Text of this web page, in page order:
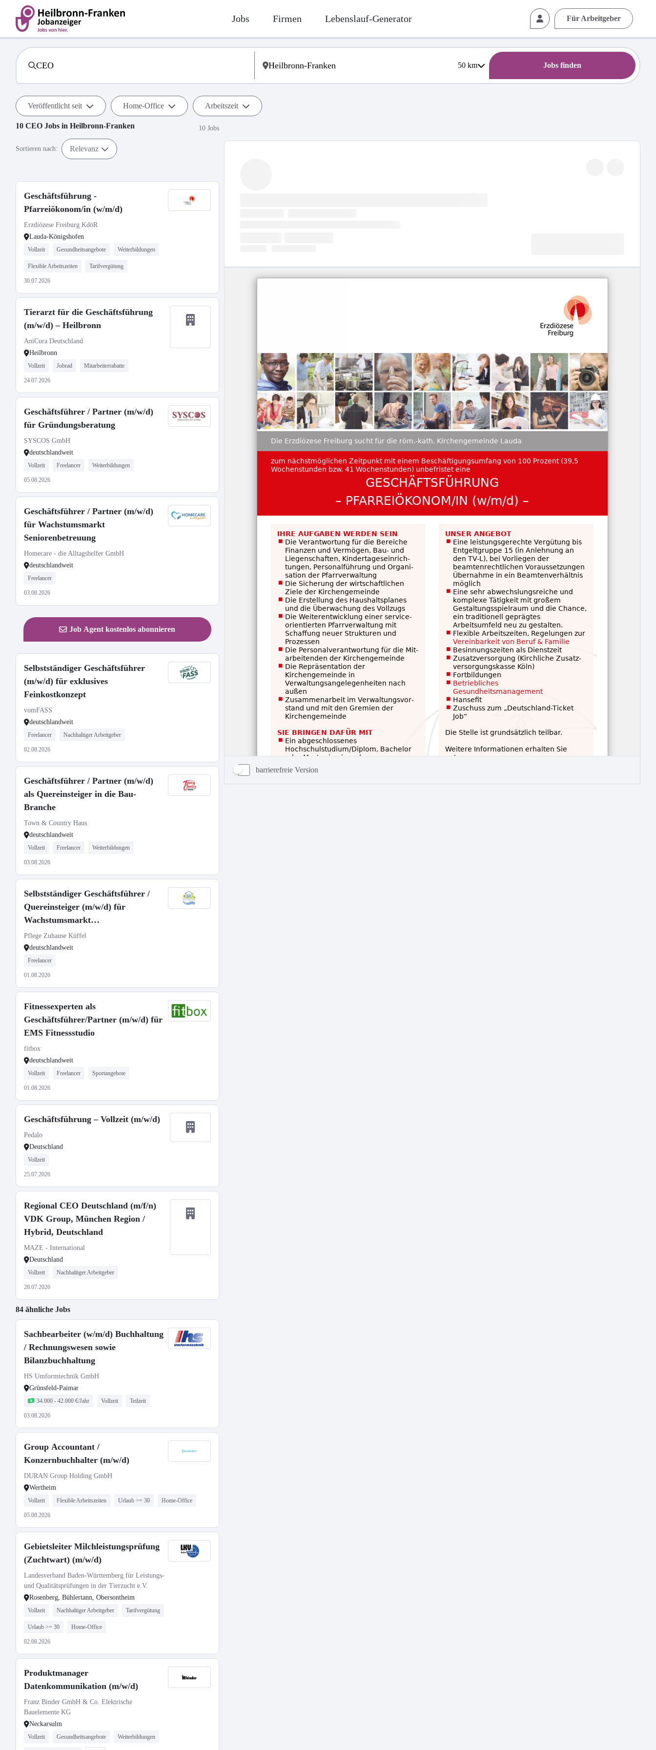
Jobs Firmen Lebenslauf-Generator Für Arbeitgeber
50km Jobs finden
Veröffentlicht seit Home-Office Arbeitszeit
10 CEO Jobs in Heilbronn-Franken 10 Jobs
Sortieren nach: Relevanz
Geschäftsführung -
Pfarreiökonom/in (w/m/d)
Erzdiözese Freiburg KdöR
Lauda-Königshofen
Vollzeit Gesundheitsangebote Weiterbildungen
Flexible Arbeitszeiten Tarifvergütung
30.07.2026
Tierarzt für die Geschäftsführung
(m/w/d) – Heilbronn
AniCura Deutschland
Heilbronn
Vollzeit Jobrad Mitarbeiterrabatte
24.07.2026
Geschäftsführer / Partner (m/w/d)
für Gründungsberatung
SYSCOS GmbH
deutschlandweit
Vollzeit Freelancer Weiterbildungen
05.08.2026
Geschäftsführer / Partner (m/w/d)
für Wachstumsmarkt
Seniorenbetreuung
Homecare - die Alltagshelfer GmbH
deutschlandweit
Freelancer
03.08.2026
Job Agent kostenlos abonnieren
Selbstständiger Geschäftsführer
(m/w/d) für exklusives
Feinkostkonzept
vomFASS
deutschlandweit
Freelancer Nachhaltiger Arbeitgeber
02.08.2026
Geschäftsführer / Partner (m/w/d)
als Quereinsteiger in die Bau-
Branche
Town & Country Haus
deutschlandweit
Vollzeit Freelancer Weiterbildungen
03.08.2026
Selbstständiger Geschäftsführer /
Quereinsteiger (m/w/d) für
Wachstumsmarkt
Seniorenbetreuung
Pflege Zuhause Küffel
deutschlandweit
Freelancer
01.08.2026
Fitnessexperten als
Geschäftsführer/Partner (m/w/d) für
EMS Fitnessstudio
fitbox
deutschlandweit
Vollzeit Freelancer Sportangebote
01.08.2026
Geschäftsführung – Vollzeit (m/w/d)
Pedalo
Deutschland
Vollzeit
25.07.2026
Regional CEO Deutschland (m/f/n)
VDK Group, München Region /
Hybrid, Deutschland
MAZE - International
Deutschland
Vollzeit Nachhaltiger Arbeitgeber
28.07.2026
84 ähnliche Jobs
Sachbearbeiter (w/m/d) Buchhaltung
/ Rechnungswesen sowie
Bilanzbuchhaltung
HS Umformtechnik GmbH
Grünsfeld-Paimar
34.000 - 42.000 €/Jahr Vollzeit Teilzeit
03.08.2026
Group Accountant /
Konzernbuchhalter (m/w/d)
DURAN Group Holding GmbH
Wertheim
Vollzeit Flexible Arbeitszeiten Urlaub >= 30 Home-Office
05.08.2026
Gebietsleiter Milchleistungsprüfung
(Zuchtwart) (m/w/d)
Landesverband Baden-Württemberg für Leistungs-
und Qualitätsprüfungen in der Tierzucht e.V.
Rosenberg, Bühlertann, Obersontheim
Vollzeit Nachhaltiger Arbeitgeber Tarifvergütung
Urlaub >= 30 Home-Office
02.08.2026
Produktmanager
Datenkommunikation (m/w/d)
Franz Binder GmbH & Co. Elektrische
Bauelemente KG
Neckarsulm
Vollzeit Gesundheitsangebote Weiterbildungen
barrierefreie Version